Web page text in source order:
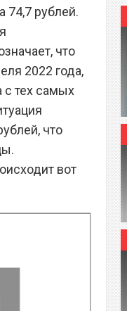
74,7 рублей.
что
2022 года,
с тех самых
что
вот